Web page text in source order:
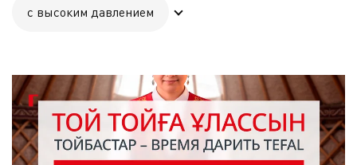
с высоким давлением